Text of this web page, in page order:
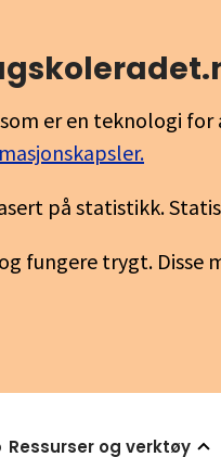
er en teknologi
på statistikk.
fungere trygt. Disse
Ressurser og verktøy